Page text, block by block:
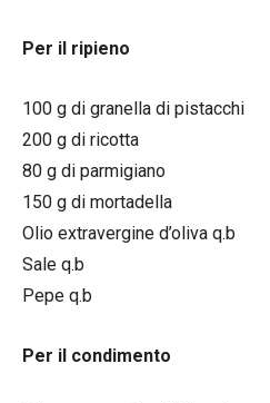
Per il ripieno
100 g di granella di pistacchi
200 g di ricotta
80 g di parmigiano
150 g di mortadella
Olio extravergine d’oliva q.b
Sale q.b
Pepe q.b
Per il condimento